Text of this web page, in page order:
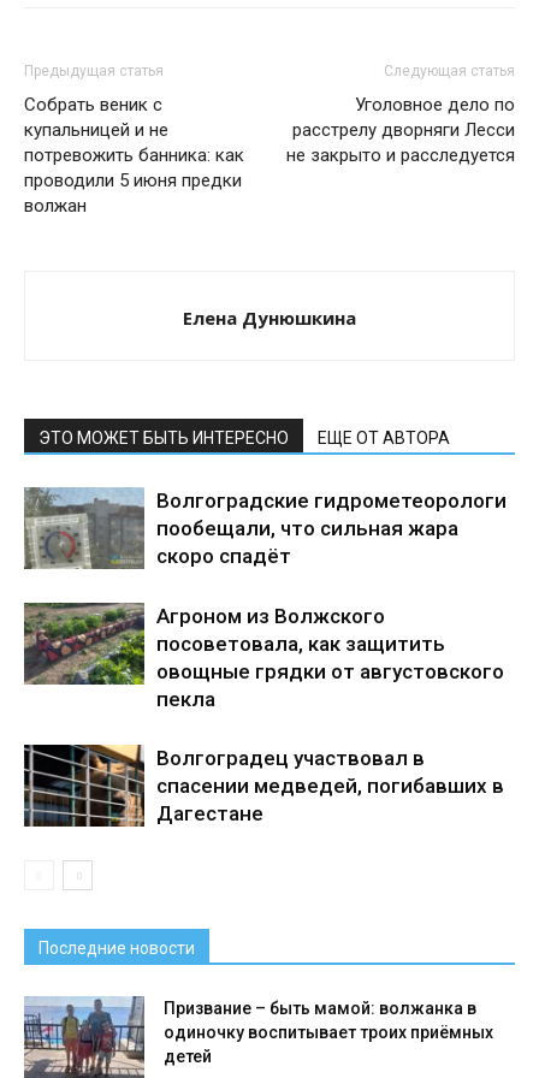
Предыдущая статья
Собрать веник с
купальницей и не
потревожить банника: как
проводили 5 июня предки
волжан
Следующая статья
Уголовное дело по
расстрелу дворняги Лесси
не закрыто и расследуется
Елена Дунюшкина
ЭТО МОЖЕТ БЫТЬ ИНТЕРЕСНО ЕЩЕ ОТ АВТОРА
Волгоградские гидрометеорологи
пообещали, что сильная жара
скоро спадёт
Агроном из Волжского
посоветовала, как защитить
овощные грядки от августовского
пекла
Волгоградец участвовал в
спасении медведей, погибавших в
Дагестане
Последние новости
Призвание – быть мамой: волжанка в
одиночку воспитывает троих приёмных
детей